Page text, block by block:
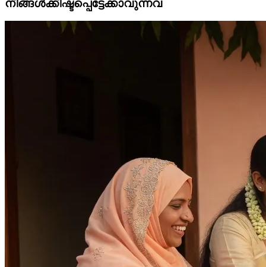
നിങ്ങൾക്കിഷ്ടപ്പെട്ടേക്കാവുന്നവ